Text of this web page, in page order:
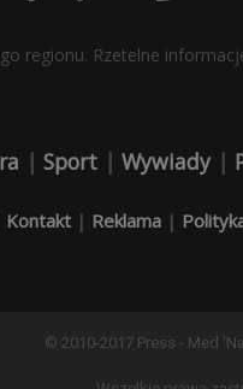
regionu. Rzetelne
| Sport | Wywiady|
Kontakt | Reklama |
© 2010-2017 Press - Med